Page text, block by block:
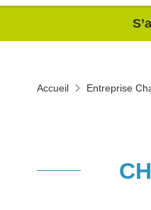
Accueil Entreprise